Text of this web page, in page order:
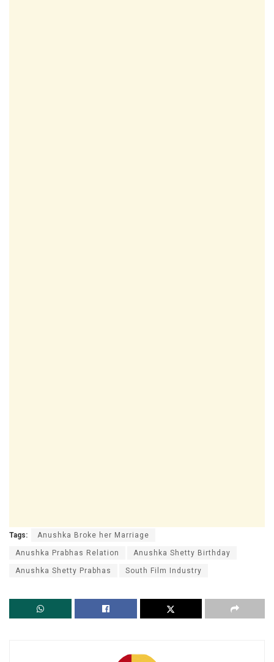
Tags: Anushka Broke her Marriage
Anushka Prabhas Relation Anushka Shetty Birthday
Anushka Shetty Prabhas South Film Industry